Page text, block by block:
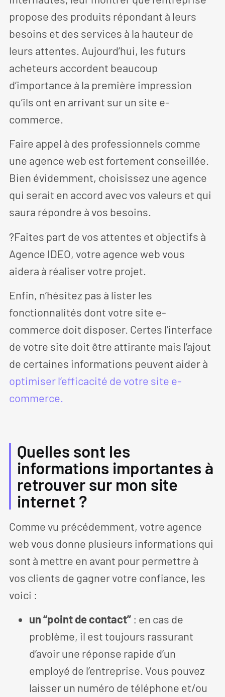
propose des produits répondant à leurs
besoins et des services à la hauteur de
leurs attentes. Aujourd’hui, les futurs
acheteurs accordent beaucoup
d’importance à la première impression
qu’ils ont en arrivant sur un site e-
commerce.
Faire appel à des professionnels comme
une agence web est fortement conseillée.
Bien évidemment, choisissez une agence
qui serait en accord avec vos valeurs et qui
saura répondre à vos besoins.
?Faites part de vos attentes et objectifs à
Agence IDEO, votre agence web vous
aidera à réaliser votre projet.
Enfin, n’hésitez pas à lister les
fonctionnalités dont votre site e-
commerce doit disposer. Certes l’interface
de votre site doit être attirante mais l’ajout
de certaines informations peuvent aider à
optimiser l’efficacité de votre site e-
commerce.
Quelles sont les
informations importantes à
retrouver sur mon site
internet ?
Comme vu précédemment, votre agence
web vous donne plusieurs informations qui
sont à mettre en avant pour permettre à
vos clients de gagner votre confiance, les
voici :
un “point de contact”: en cas de
problème, il est toujours rassurant
d’avoir une réponse rapide d’un
employé de l’entreprise. Vous pouvez
laisser un numéro de téléphone et/ou